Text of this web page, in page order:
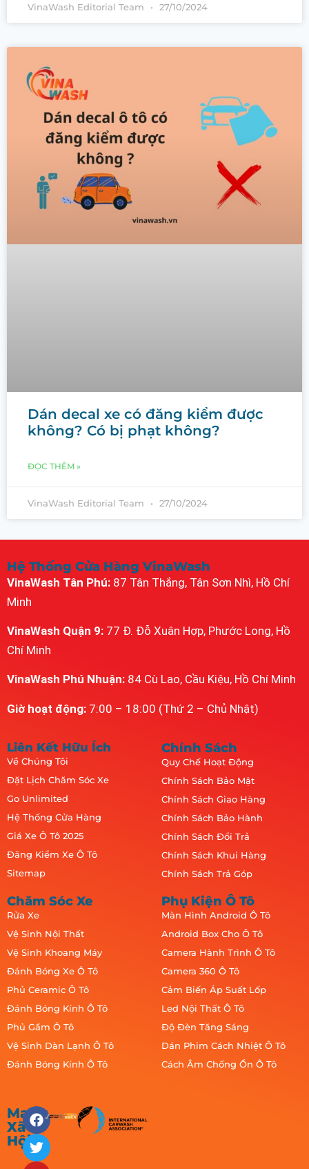
VinaWash Editorial Team 27/10/2024
Dán decal xe có đăng kiểm được
không? Có bị phạt không?
ĐỌC THÊM »
VinaWash Editorial Team 27/10/2024
Hệ Thống Cửa Hàng VinaWash
VinaWash Tân Phú: 87 Tân Thắng, Tân Sơn Nhì, Hồ Chí
Minh
VinaWash Quận 9: 77 Đ. Đỗ Xuân Hợp, Phước Long, Hồ
Chí Minh
VinaWash Phú Nhuận: 84 Cù Lao, Cầu Kiệu, Hồ Chí Minh
Giờ hoạt động: 7:00 – 18:00 (Thứ 2 – Chủ Nhật)
Liên Kết Hữu Ích
Về Chúng Tôi
Đặt Lịch Chăm Sóc Xe
Go Unlimited
Hệ Thống Cửa Hàng
Giá Xe Ô Tô 2025
Đăng Kiểm Xe Ô Tô
Sitemap
Chính Sách
Quy Chế Hoạt Động
Chính Sách Bảo Mật
Chính Sách Giao Hàng
Chính Sách Bảo Hành
Chính Sách Đổi Trả
Chính Sách Khui Hàng
Chính Sách Trả Góp
Chăm Sóc Xe
Rửa Xe
Vệ Sinh Nội Thất
Vệ Sinh Khoang Máy
Đánh Bóng Xe Ô Tô
Phủ Ceramic Ô Tô
Đánh Bóng Kính Ô Tô
Phủ Gầm Ô Tô
Vệ Sinh Dàn Lạnh Ô Tô
Đánh Bóng Kính Ô Tô
Phụ Kiện Ô Tô
Màn Hình Android Ô Tô
Android Box Cho Ô Tô
Camera Hành Trình Ô Tô
Camera 360 Ô Tô
Cảm Biến Áp Suất Lốp
Led Nội Thất Ô Tô
Độ Đèn Tăng Sáng
Dán Phim Cách Nhiệt Ô Tô
Cách Âm Chống Ồn Ô Tô
Mạng
Xã
Hội